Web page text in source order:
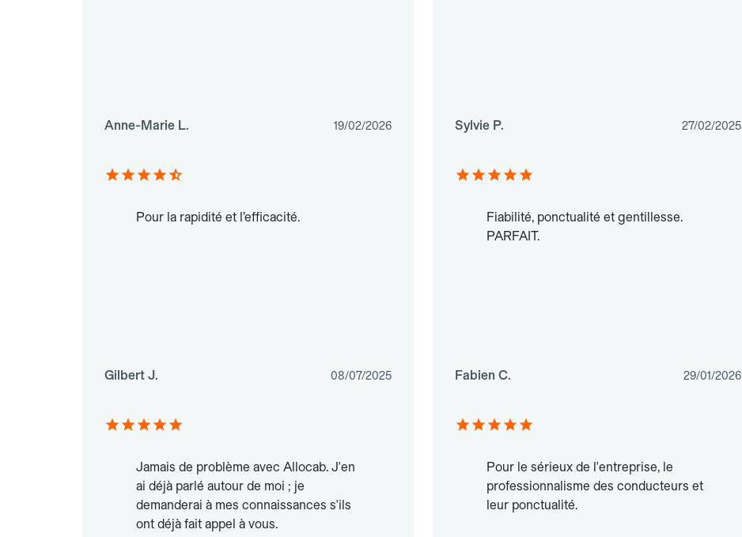
Anne-Marie L. 19/02/2026 Sylvie P. 27/02/2025
Pour la rapidité et l’efficacité.
Gilbert J. 08/07/2025
Fiabilité, ponctualité et gentillesse.
PARFAIT.
Fabien C. 29/01/2026
Jamais de problème avec Allocab. J'en
ai déjà parlé autour de moi ; je
demanderai à mes connaissances s'ils
ont déjà fait appel à vous.
Pour le sérieux de l'entreprise, le
professionnalisme des conducteurs et
leur ponctualité.